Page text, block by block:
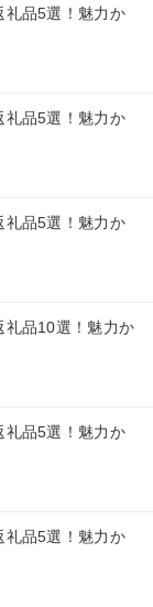
礼品5選！魅力か
礼品5選！魅力か
礼品5選！魅力か
礼品10選！魅力か
礼品5選！魅力か
礼品5選！魅力か